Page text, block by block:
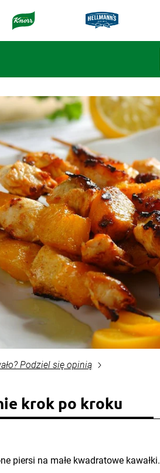
Podziel się opinią
krok po kroku
piersi na małe kwadratowe kawałki.